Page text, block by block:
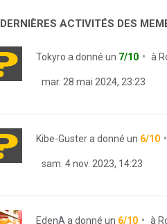
DERNIÈRES ACTIVITÉS DES
Tokyro a donné un 7/10 à
mar. 28 mai 2024, 23:23
Kibe-Gustera donné un 6/10
sam. 4 nov. 2023, 14:23
EdenA a donné un 6/10 à